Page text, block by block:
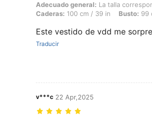
Adecuado general: La talla corresponde,
Adecuado general: La talla
Caderas: 100 cm / 39 in Busto: 99
Este vestido de vdd me
Traducir
v***c 22 Apr,2025